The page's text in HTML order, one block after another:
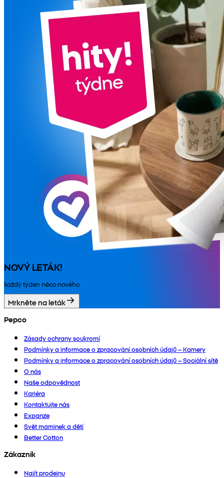
NOVÝ LETÁK!
každý týden něco nového
Mrkněte na leták
Pepco
Zásady ochrany soukromí
Podmínky a informace o zpracování osobních údajů – Kamery
Podmínky a informace o zpracování osobních údajů – Sociální sítě
O nás
Naše odpovědnost
Kariéra
Kontaktujte nás
Expanze
Svět maminek a dětí
Better Cotton
Zákazník
Najít prodejnu